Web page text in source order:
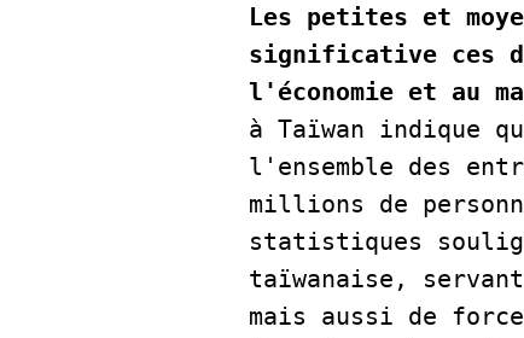
Les petites et
significative ces
l'économie et au
à Taïwan indique
l'ensemble des
millions de
statistiques
taïwanaise,
mais aussi de